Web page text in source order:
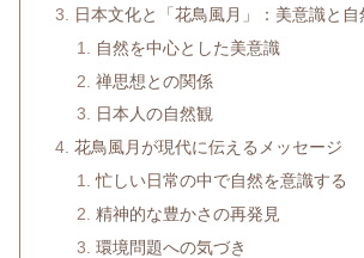
日本文化と「花鳥風月」：美意識と自
自然を中心とした美意識
禅思想との関係
日本人の自然観
花鳥風月が現代に伝えるメッセージ
忙しい日常の中で自然を意識する
精神的な豊かさの再発見
環境問題への気づき